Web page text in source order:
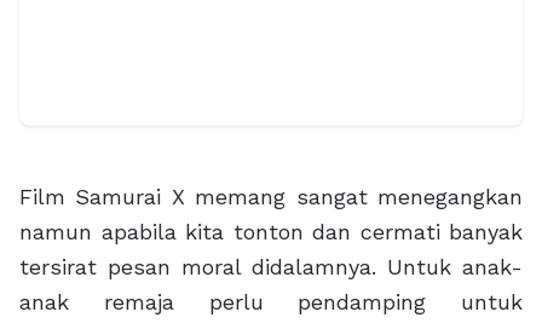
Film Samurai X memang sangat menegangkan
namun apabila kita tonton dan cermati banyak
tersirat pesan moral didalamnya. Untuk anak-
anak remaja perlu pendamping untuk